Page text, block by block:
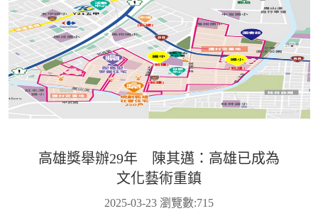
高雄獎舉辦29年 陳其邁：高雄已成為
文化藝術重鎮
2025-03-23 瀏覽數:715